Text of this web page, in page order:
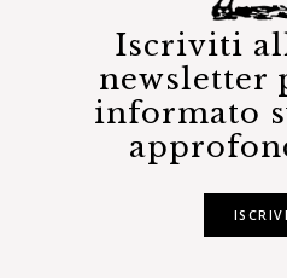
Iscriviti
newsletter
informato